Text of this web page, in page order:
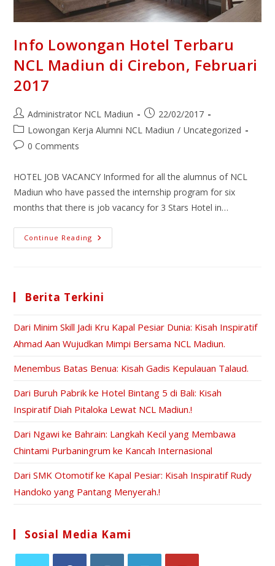
Info Lowongan Hotel Terbaru
NCL Madiun di Cirebon, Februari
2017
Administrator NCL Madiun
22/02/2017
Lowongan Kerja Alumni NCL Madiun / Uncategorized
0 Comments
HOTEL JOB VACANCY Informed for all the alumnus of NCL
Madiun who have passed the internship program for six
months that there is job vacancy for 3 Stars Hotel in…
Continue Reading
Berita Terkini
Dari Minim Skill Jadi Kru Kapal Pesiar Dunia: Kisah Inspiratif
Ahmad Aan Wujudkan Mimpi Bersama NCL Madiun.
Menembus Batas Benua: Kisah Gadis Kepulauan Talaud.
Dari Buruh Pabrik ke Hotel Bintang 5 di Bali: Kisah
Inspiratif Diah Pitaloka Lewat NCL Madiun.!
Dari Ngawi ke Bahrain: Langkah Kecil yang Membawa
Chintami Purbaningrum ke Kancah Internasional
Dari SMK Otomotif ke Kapal Pesiar: Kisah Inspiratif Rudy
Handoko yang Pantang Menyerah.!
Sosial Media Kami